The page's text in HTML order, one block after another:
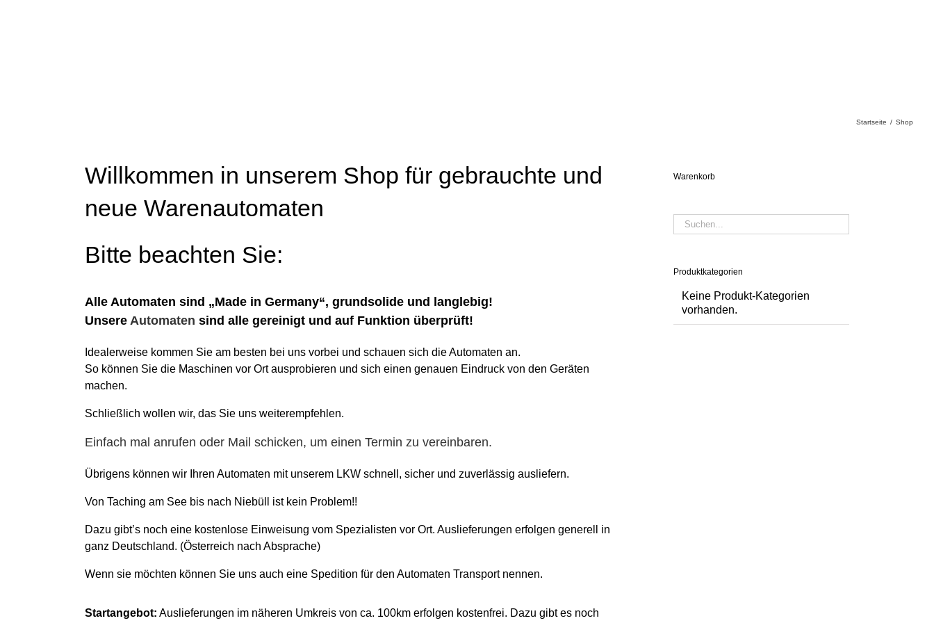
Startseite / Shop
Willkommen in unserem Shop für gebrauchte und
neue Warenautomaten
Bitte beachten Sie:
Alle Automaten sind „Made in Germany“, grundsolide und langlebig!
Unsere Automaten sind alle gereinigt und auf Funktion überprüft!
Idealerweise kommen Sie am besten bei uns vorbei und schauen sich die Automaten an.
So können Sie die Maschinen vor Ort ausprobieren und sich einen genauen Eindruck von den Geräten
machen.
Schließlich wollen wir, das Sie uns weiterempfehlen.
Einfach mal anrufen oder Mail schicken, um einen Termin zu vereinbaren.
Übrigens können wir Ihren Automaten mit unserem LKW schnell, sicher und zuverlässig ausliefern.
Von Taching am See bis nach Niebüll ist kein Problem!!
Dazu gibt’s noch eine kostenlose Einweisung vom Spezialisten vor Ort. Auslieferungen erfolgen generell in
ganz Deutschland. (Österreich nach Absprache)
Wenn sie möchten können Sie uns auch eine Spedition für den Automaten Transport nennen.
Startangebot: Auslieferungen im näheren Umkreis von ca. 100km erfolgen kostenfrei. Dazu gibt es noch
Warenkorb
Produktkategorien
Keine Produkt-Kategorien
vorhanden.